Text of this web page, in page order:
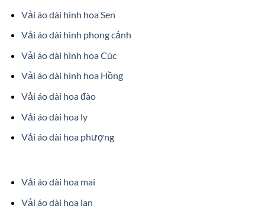
Vải áo dài hình hoa Sen
Vải áo dài hình phong cảnh
Vải áo dài hình hoa Cúc
Vải áo dài hình hoa Hồng
Vải áo dài hoa đào
Vải áo dài hoa ly
Vải áo dài hoa phượng
Vải áo dài hoa mai
Vải áo dài hoa lan